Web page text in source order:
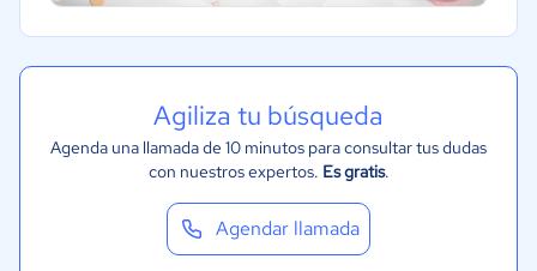
Turismo
Agiliza tu búsqueda
Agenda una llamada de 10 minutos para consultar tus dudas
con nuestros expertos. Es gratis.
Agendar llamada